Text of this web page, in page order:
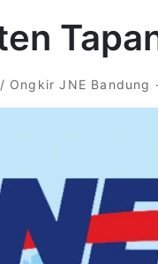
/ Ongkir JNE Bandung